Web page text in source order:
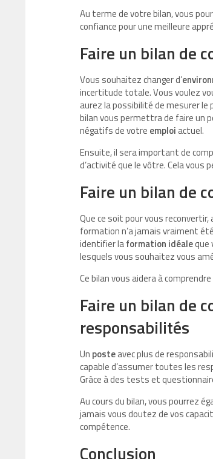
Au terme de votre bilan, vous
confiance pour une meilleure
Faire un bilan de
Vous souhaitez changer d’
incertitude totale. Vous voulez
aurez la possibilité de mesurer le
bilan vous permettra de faire un
négatifs de votre emploi actuel.
Ensuite, il sera important de
d’activité que le vôtre. Cela vous
Faire un bilan de
Que ce soit pour vous reconvertir,
formation n’a jamais vraiment
identifier laformation idéaleque
lesquels vous souhaitez vous
Ce bilan vous aidera à
Faire un bilan de
responsabilités
Un posteavec plus de
capable d’assumer toutes les
Grâce à des tests et
Au cours du bilan, vous pourrez
jamais vous doutez de vos
compétence.
Conclusion